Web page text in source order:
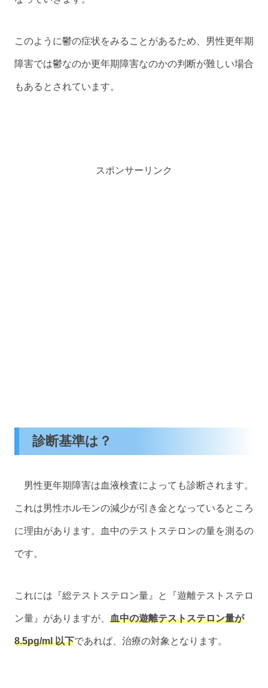
このように鬱の症状をみることがあるため、男性更年期
障害では鬱なのか更年期障害なのかの判断が難しい場合
もあるとされています。
スポンサーリンク
診断基準は？
男性更年期障害は血液検査によっても診断されます。
これは男性ホルモンの減少が引き金となっているところ
に理由があります。血中のテストステロンの量を測るの
です。
これには『総テストステロン量』と『遊離テストステロ
ン量』がありますが、 血中の遊離テストステロン量が
8.5pg/ml 以下であれば、治療の対象となります。